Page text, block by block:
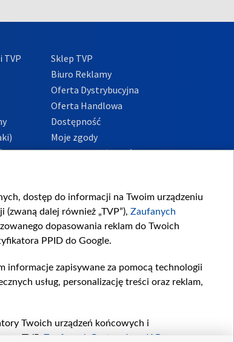
TVP
Sklep TVP
Biuro Reklamy
Oferta Dystrybucyjna
Oferta Handlowa
Dostępność
Moje zgody
Procedura zgłoszeń
dostęp do informacji na Twoim urządzeniu
dalej również „TVP”), Zaufanych
dopasowania reklam do Twoich
PPID do Google.
informacje zapisywane za pomocą technologii
usług, personalizację treści oraz reklam,
Twoich urządzeń końcowych i
TVP, Zaufanych Partnerów z IAB